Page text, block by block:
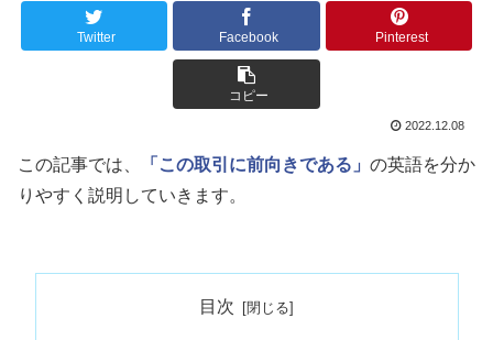
Twitter Facebook Pinterest
コピー
2022.12.08
この記事では、 「この取引に前向きである」 の英語を分か
りやすく説明していきます。
目次